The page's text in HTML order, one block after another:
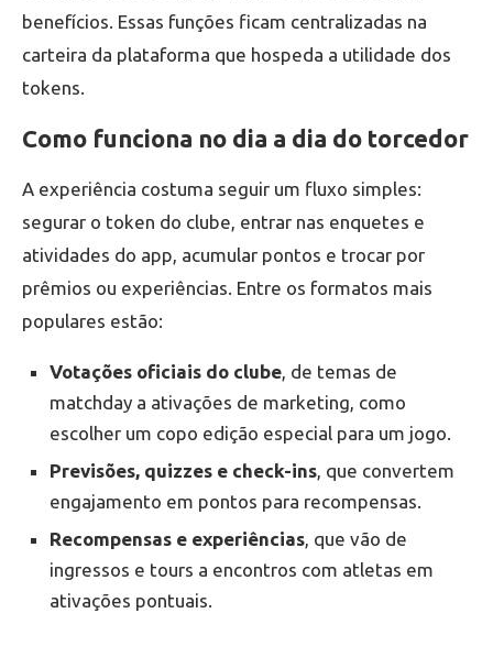
benefícios. Essas funções ficam centralizadas na
carteira da plataforma que hospeda a utilidade dos
tokens.
Como funciona no dia a dia do torcedor
A experiência costuma seguir um fluxo simples:
segurar o token do clube, entrar nas enquetes e
atividades do app, acumular pontos e trocar por
prêmios ou experiências. Entre os formatos mais
populares estão:
Votações oficiais do clube, de temas de
matchday a ativações de marketing, como
escolher um copo edição especial para um jogo.
Previsões, quizzes e check-ins, que convertem
engajamento em pontos para recompensas.
Recompensas e experiências, que vão de
ingressos e tours a encontros com atletas em
ativações pontuais.